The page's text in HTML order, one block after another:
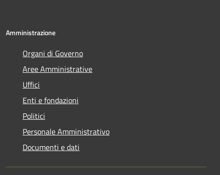
Amministrazione
Organi di Governo
Aree Amministrative
Uffici
Enti e fondazioni
Politici
Personale Amministrativo
Documenti e dati